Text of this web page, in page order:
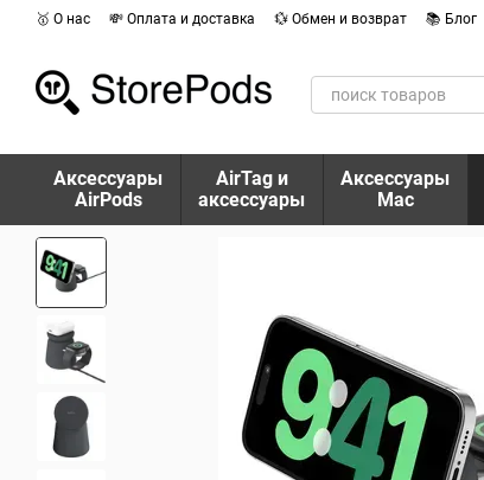
Перейти к основному контенту
🥇 О нас 💸 Оплата и доставка 💱 Обмен и возврат 📚 Блог
Аксессуары
AirPods
AirTag и
аксессуары
Аксессуары
Mac